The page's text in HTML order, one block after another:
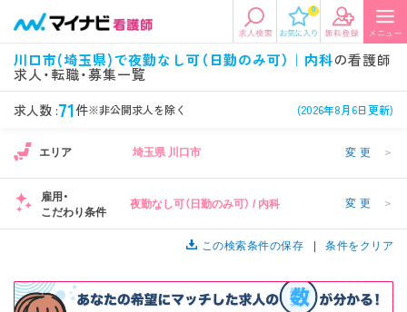
0
川口市(埼玉県)で夜勤なし可（日勤のみ可）｜内科の看護師
求人・転職・募集一覧
求人数 :71件※非公開求人を除く (2026年8月6日更新)
エリアから探す
エリアから探す
関東
東海 関西
希望の求人条件を選択
条件項目の選択に戻る
資格
施設形態
病院、クリニック・診療所など
担当業務
病棟、外来など
美容外科、
循環器内科など
未経験歓迎、
土日祝休みなど
エリア 埼玉県 川口市 変更 ＞
雇用・
こだわり条件
夜勤なし可（日勤のみ可） / 内科 変更 ＞
この検索条件の保存 条件をクリア